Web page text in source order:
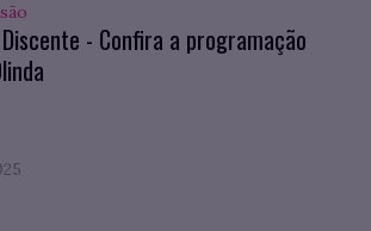
- Confira a programação